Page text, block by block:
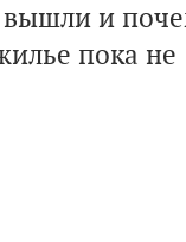
вышли и
пока не